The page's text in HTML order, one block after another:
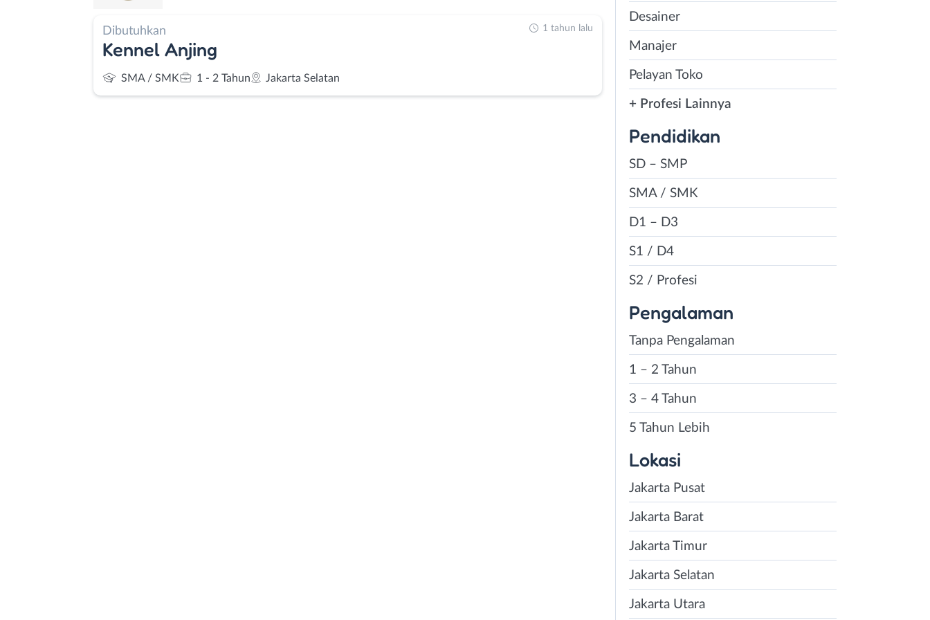
Dibutuhkan
Kennel Anjing
SMA / SMK 1 - 2 Tahun Jakarta Selatan
1 tahun lalu
Desainer
Manajer
Pelayan Toko
+ Profesi Lainnya
Pendidikan
SD – SMP
SMA / SMK
D1 – D3
S1 / D4
S2 / Profesi
Pengalaman
Tanpa Pengalaman
1 – 2 Tahun
3 – 4 Tahun
5 Tahun Lebih
Lokasi
Jakarta Pusat
Jakarta Barat
Jakarta Timur
Jakarta Selatan
Jakarta Utara